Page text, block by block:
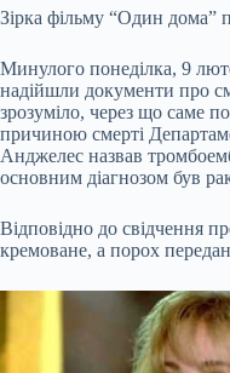
Зірка фільму “Один дома”
Минулого понеділка, 9
надійшли документи про
зрозуміло, через що саме
причиною смерті
Анджелес назвав
основним діагнозом був
Відповідно до свідчення
кремоване, а порох